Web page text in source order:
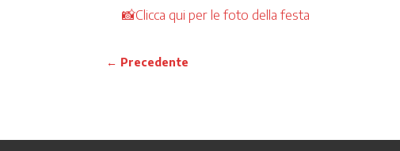
📸Clicca qui per le foto della festa
← Precedente